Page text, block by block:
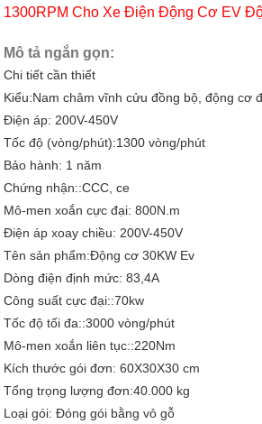
1300RPM Cho Xe Điện Động Cơ EV
Mô tả ngắn gọn:
Chi tiết cần thiết
Kiểu:Nam châm vĩnh cửu đồng bộ, động cơ
Điện áp: 200V-450V
Tốc độ (vòng/phút):1300 vòng/phút
Bảo hành: 1 năm
Chứng nhận::CCC, ce
Mô-men xoắn cực đại: 800N.m
Điện áp xoay chiều: 200V-450V
Tên sản phẩm:Động cơ 30KW Ev
Dòng điện định mức: 83,4A
Công suất cực đại::70kw
Tốc độ tối đa::3000 vòng/phút
Mô-men xoắn liên tục::220Nm
Kích thước gói đơn: 60X30X30 cm
Tổng trọng lượng đơn:40.000 kg
Loại gói: Đóng gói bằng vỏ gỗ